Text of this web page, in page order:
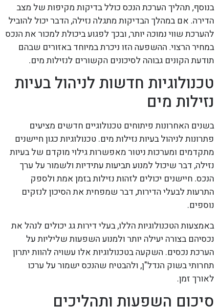
בנוסף, תהליך הערכת הנכס כולל בדיקות מקיפות של מצב
הדירה. אם במהלך הבדיקות מתגלה נזילה, הדבר יכול להוביל
להערכת שווי נמוכה יותר, ובכך לפגוע ביכולת למכור את הנכס
במחיר הרצוי. ההשפעה הזו ניכרת במיוחד באזורים שבהם
תודעת הקונים גבוהה לסיכונים הקשורים לנזילות מים.
טכנולוגיות חדשות לניהול בעיות
נזילות מים
בשנים האחרונות פיתוחים טכנולוגיים חדשים מציעים
פתרונות לניהול בעיות נזילות מים. טכנולוגיות כגון חיישנים
מתקדמים ומערכות ניטור מאפשרות גילוי מוקדם של בעיות
נזילה, דבר שיכול למנוע תביעות עתידיות ולשמור על ערך
הנכס. חיישנים יכולים לזהות נזילות בזמן אמת ולספק
התרעות לבעלי הדירות, דבר שמפחית את הסיכון לנזקים
נוספים.
באמצעות הטכנולוגיות הללו, בעלי דירות גג יכולים לנהל את
נכסיהם בצורה יעילה יותר ולמנוע השפעות שליליות על
הערכת נכסים. השקעה בטכנולוגיות אלו עשויה להוות יתרון
תחרותי בשוק הנדל"ן, ולהבטיח שהנכס ישמור על ערכו
לאורך זמן.
סיכום השפעות ותהליכים